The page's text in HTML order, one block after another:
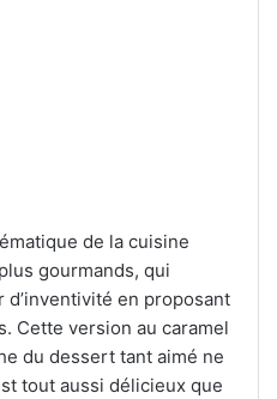
de la cuisine
gourmands, qui
d’inventivité en proposant
Cette version au caramel
du dessert tant aimé ne
tout aussi délicieux que